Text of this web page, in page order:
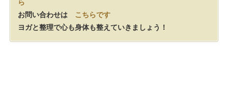
ら
お問い合わせは こちらです
ヨガと整理で心も身体も整えていきましょう！